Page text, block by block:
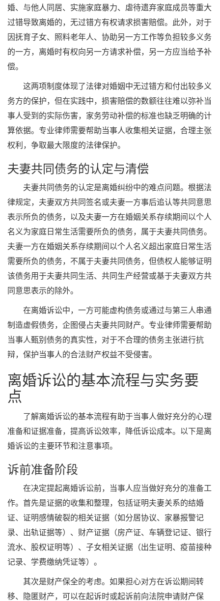
婚、与他人同居、实施家庭暴力、虐待遗弃家庭成员等重大
过错导致离婚的，无过错方有权请求损害赔偿。此外，对于
因抚育子女、照料老年人、协助另一方工作等负担较多义务
的一方，离婚时有权向另一方请求补偿，另一方应当给予补
偿。
这两项制度体现了法律对婚姻中无过错方和付出较多义
务方的保护，但在实践中，损害赔偿的数额往往难以弥补当
事人受到的实际伤害，家务劳动补偿的标准也缺乏明确的计
算依据。专业律师需要帮助当事人收集相关证据，合理主张
权利，争取最大限度的法律保护。
夫妻共同债务的认定与清偿
夫妻共同债务的认定是离婚纠纷中的难点问题。根据法
律规定，夫妻双方共同签名或夫妻一方事后追认等共同意思
表示所负的债务，以及夫妻一方在婚姻关系存续期间以个人
名义为家庭日常生活需要所负的债务，属于夫妻共同债务。
夫妻一方在婚姻关系存续期间以个人名义超出家庭日常生活
需要所负的债务，不属于夫妻共同债务，但债权人能够证明
该债务用于夫妻共同生活、共同生产经营或基于夫妻双方共
同意思表示的除外。
在离婚诉讼中，一方可能虚构债务或通过与第三人串通
制造虚假债务，企图侵占夫妻共同财产。专业律师需要帮助
当事人甄别债务的真实性，对于不合理的债务主张进行抗
辩，保护当事人的合法财产权益不受侵害。
离婚诉讼的基本流程与实务要
点
了解离婚诉讼的基本流程有助于当事人做好充分的心理
准备和证据准备，提高诉讼效率，降低诉讼成本。以下是离
婚诉讼的主要环节和注意事项。
诉前准备阶段
在决定提起离婚诉讼前，当事人应当做好充分的准备工
作。首先是证据的收集和整理，包括证明夫妻关系的结婚
证、证明感情破裂的相关证据（如分居协议、家暴报警记
录、出轨证据等）、财产证据（房产证、车辆登记证、银行
流水、股权证明等）、子女相关证据（出生证明、疫苗接种
记录、学费缴纳凭证等）。
其次是财产保全的考虑。如果担心对方在诉讼期间转
移、隐匿财产，可以在起诉时或起诉前向法院申请财产保